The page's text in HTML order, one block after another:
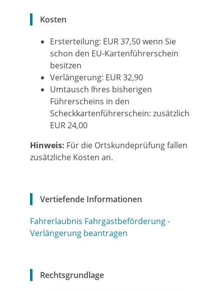
Kosten
Ersterteilung: EUR 37,50 wenn Sie
schon den EU-Kartenführerschein
besitzen
Verlängerung: EUR 32,90
Umtausch Ihres bisherigen
Führerscheins in den
Scheckkartenführerschein: zusätzlich
EUR 24,00
Hinweis: Für die Ortskundeprüfung fallen
zusätzliche Kosten an.
Vertiefende Informationen
Fahrerlaubnis Fahrgastbeförderung -
Verlängerung beantragen
Rechtsgrundlage